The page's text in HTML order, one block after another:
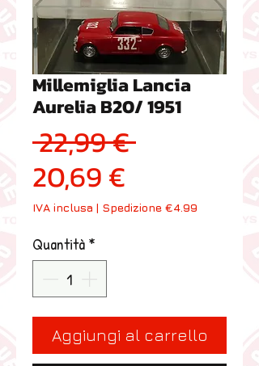
Millemiglia Lancia
Aurelia B20/ 1951
22,99 € Prezzo
20,69 €
IVA inclusa | Spedizione €4.99
Quantità*
Aggiungi al carrello